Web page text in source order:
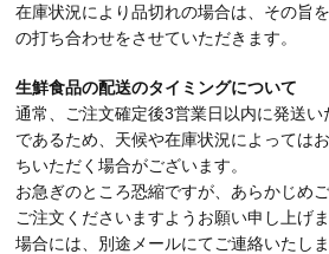
在庫状況により品切れの場合は、その旨
の打ち合わせをさせていただきます。
生鮮食品の配送のタイミングについて
通常、ご注文確定後3営業日以内に発送
であるため、天候や在庫状況によっては
ちいただく場合がございます。
お急ぎのところ恐縮ですが、あらかじめ
ご注文くださいますようお願い申し上げ
場合には、別途メールにてご連絡いたしま